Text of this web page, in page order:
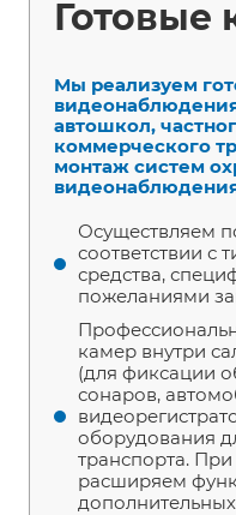
Готовые
Мы реализуем
автошкол,
коммерческого
монтаж систем
Осуществляем
соответствии с
средства,
пожеланиями
камер внутри
(для фиксации
сонаров,
оборудования
транспорта.
расширяем